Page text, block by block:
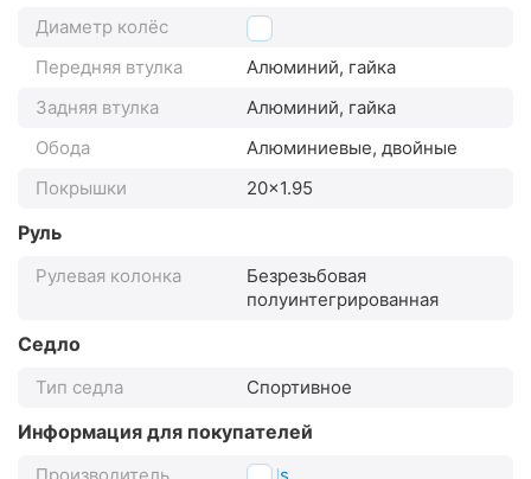
Диаметр колёс
20"
Передняя втулка
Алюминий, гайка
Задняя втулка
Алюминий, гайка
Обода
Алюминиевые, двойные
Покрышки
20x1.95
Руль
Рулевая колонка
Безрезьбовая
полуинтегрированная
Седло
Тип седла Спортивное
Информация для покупателей